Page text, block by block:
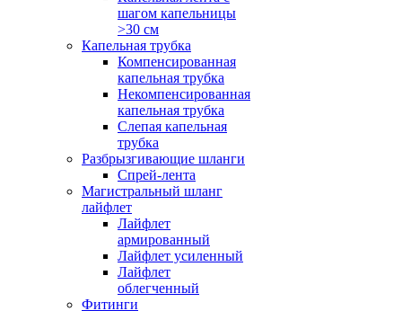
шагом капельницы
>30 см
Капельная трубка
Компенсированная
капельная трубка
Некомпенсированная
капельная трубка
Слепая капельная
трубка
Разбрызгивающие шланги
Спрей-лента
Магистральный шланг
лайфлет
Лайфлет
армированный
Лайфлет усиленный
Лайфлет
облегченный
Фитинги